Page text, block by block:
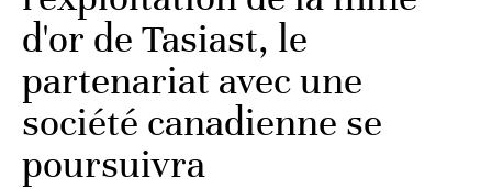
d'or de Tasiast, le
partenariat avec une
société canadienne se
poursuivra